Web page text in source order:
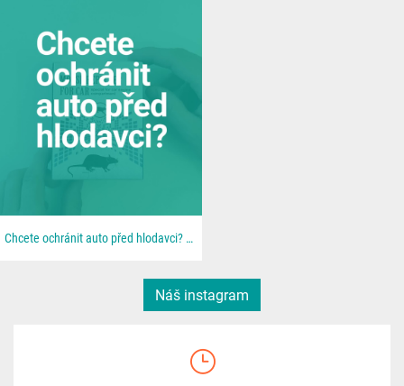
Chcete ochránit auto před hlodavci? 🐀 📦 Všechno najdeš u nás na 👉 dratek.cz #arduino...
Náš instagram